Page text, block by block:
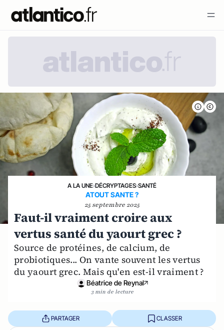
A LA UNE›DÉCRYPTAGES›SANTÉ
ATOUT SANTE ?
25 septembre 2025
Faut-il vraiment croire aux
vertus santé du yaourt grec ?
Source de protéines, de calcium, de
probiotiques... On vante souvent les vertus
du yaourt grec. Mais qu'en est-il vraiment ?
Béatrice de Reynal
3 min de lecture
PARTAGER CLASSER